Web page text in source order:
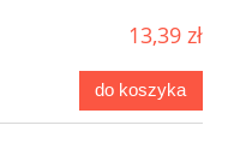
13,39 zł
do koszyka